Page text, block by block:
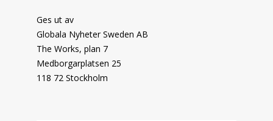
Ges ut av
Globala Nyheter Sweden AB
The Works, plan 7
Medborgarplatsen 25
118 72 Stockholm